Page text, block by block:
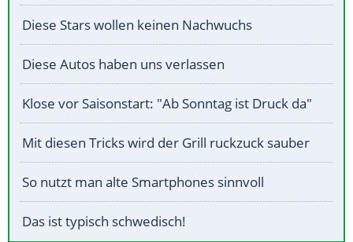
Diese Stars wollen keinen Nachwuchs
Diese Autos haben uns verlassen
Klose vor Saisonstart: "Ab Sonntag ist Druck da"
Mit diesen Tricks wird der Grill ruckzuck sauber
So nutzt man alte Smartphones sinnvoll
Das ist typisch schwedisch!